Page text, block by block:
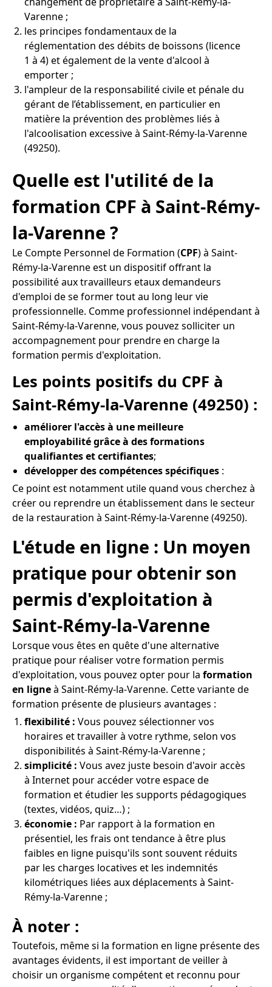
Varenne ;
les principes fondamentaux de la
réglementation des débits de boissons (licence
1 à 4) et également de la vente d'alcool à
emporter ;
l'ampleur de la responsabilité civile et pénale du
gérant de l’établissement, en particulier en
matière la prévention des problèmes liés à
l'alcoolisation excessive à Saint-Rémy-la-Varenne
(49250).
Quelle est l'utilité de la
formation CPF à Saint-Rémy-
la-Varenne ?
Le Compte Personnel de Formation (CPF) à Saint-
Rémy-la-Varenne est un dispositif offrant la
possibilité aux travailleurs etaux demandeurs
d'emploi de se former tout au long leur vie
professionnelle. Comme professionnel indépendant à
Saint-Rémy-la-Varenne, vous pouvez solliciter un
accompagnement pour prendre en charge la
formation permis d'exploitation.
Les points positifs du CPF à
Saint-Rémy-la-Varenne (49250) :
améliorer l'accès à une meilleure
employabilité grâce à des formations
qualifiantes et certifiantes;
développer des compétences spécifiques :
Ce point est notamment utile quand vous cherchez à
créer ou reprendre un établissement dans le secteur
de la restauration à Saint-Rémy-la-Varenne (49250).
L'étude en ligne : Un moyen
pratique pour obtenir son
permis d'exploitation à
Saint-Rémy-la-Varenne
Lorsque vous êtes en quête d'une alternative
pratique pour réaliser votre formation permis
d'exploitation, vous pouvez opter pour la formation
en ligneà Saint-Rémy-la-Varenne. Cette variante de
formation présente de plusieurs avantages :
flexibilité : Vous pouvez sélectionner vos
horaires et travailler à votre rythme, selon vos
disponibilités à Saint-Rémy-la-Varenne ;
simplicité : Vous avez juste besoin d'avoir accès
à Internet pour accéder votre espace de
formation et étudier les supports pédagogiques
(textes, vidéos, quiz…) ;
économie : Par rapport à la formation en
présentiel, les frais ont tendance à être plus
faibles en ligne puisqu'ils sont souvent réduits
par les charges locatives et les indemnités
kilométriques liées aux déplacements à Saint-
Rémy-la-Varenne ;
À noter :
Toutefois, même si la formation en ligne présente des
avantages évidents, il est important de veiller à
choisir un organisme compétent et reconnu pour